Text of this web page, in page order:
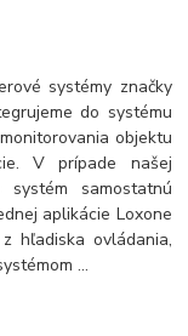
systémy značky
do systému
objektu
V prípade našej
samostatnú
aplikácie Loxone
hľadiska ovládania,
...